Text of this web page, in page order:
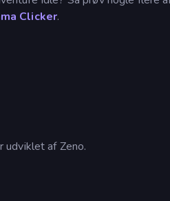
Clicker.
udviklet af Zeno.